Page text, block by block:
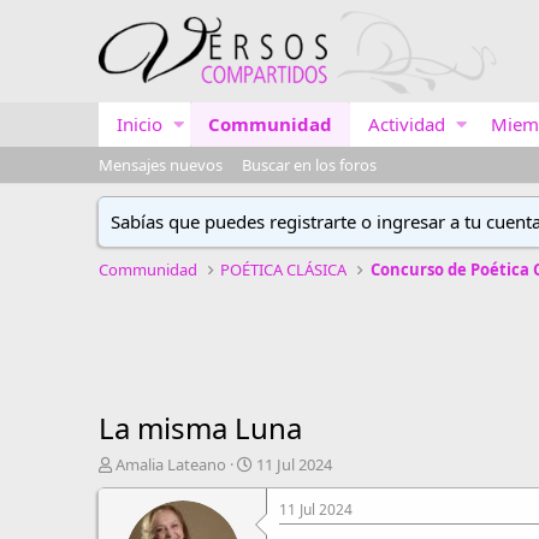
Inicio Communidad Actividad
Mensajes nuevos Buscar en los foros
Sabías que puedes registrarte o ingresar a tu
Communidad POÉTICA CLÁSICA
La misma Luna
A
u
Amalia Lateano
F
e
h
11 Jul 2024
11 Jul 2024